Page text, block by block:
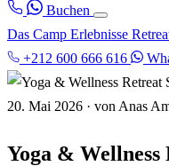
Buchen
Das Camp Erlebnisse
+212 600 666 616
20. Mai 2026 · von Anas
Yoga &